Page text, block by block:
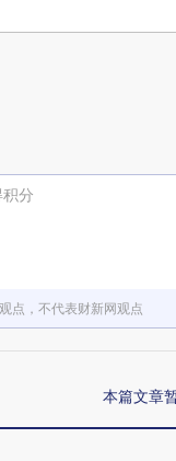
分
点，不代表财新网观点
本篇文章